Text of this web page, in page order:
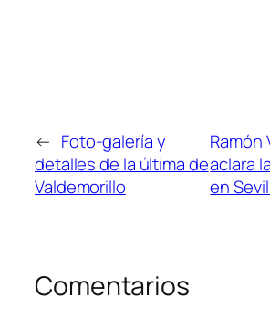
← Foto-galería y
detalles de la última de
Valdemorillo
Ramón
aclara
en
Comentarios